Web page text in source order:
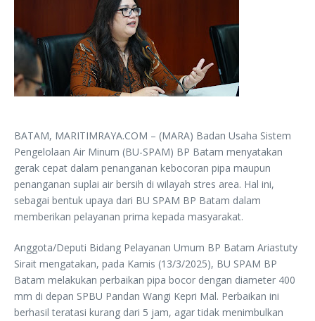
BATAM, MARITIMRAYA.COM – (MARA) Badan Usaha Sistem
Pengelolaan Air Minum (BU-SPAM) BP Batam menyatakan
gerak cepat dalam penanganan kebocoran pipa maupun
penanganan suplai air bersih di wilayah stres area. Hal ini,
sebagai bentuk upaya dari BU SPAM BP Batam dalam
memberikan pelayanan prima kepada masyarakat.
Anggota/Deputi Bidang Pelayanan Umum BP Batam Ariastuty
Sirait mengatakan, pada Kamis (13/3/2025), BU SPAM BP
Batam melakukan perbaikan pipa bocor dengan diameter 400
mm di depan SPBU Pandan Wangi Kepri Mal. Perbaikan ini
berhasil teratasi kurang dari 5 jam, agar tidak menimbulkan